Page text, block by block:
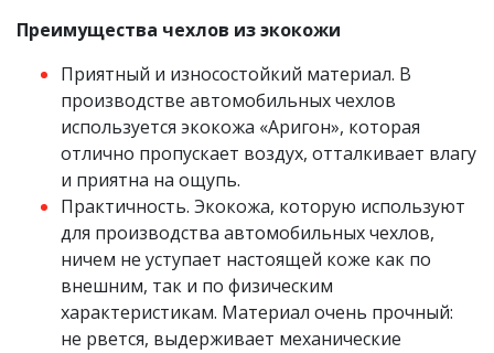
Преимущества чехлов из экокожи
Приятный и износостойкий материал. В
производстве автомобильных чехлов
используется экокожа «Аригон», которая
отлично пропускает воздух, отталкивает влагу
и приятна на ощупь.
Практичность. Экокожа, которую используют
для производства автомобильных чехлов,
ничем не уступает настоящей коже как по
внешним, так и по физическим
характеристикам. Материал очень прочный:
не рвется, выдерживает механические